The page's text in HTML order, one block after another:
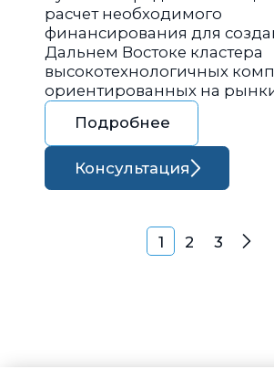
расчет необходимого
финансирования для
Дальнем Востоке кластера
высокотехнологичных
ориентированных на
Подробнее
Консультация
1 2 3